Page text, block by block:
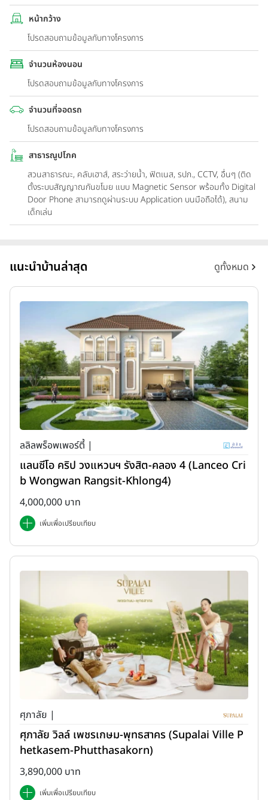
หน้ากว้าง
โปรดสอบถามข้อมูลกับทางโครงการ
จำนวนห้องนอน
โปรดสอบถามข้อมูลกับทางโครงการ
จำนวนที่จอดรถ
โปรดสอบถามข้อมูลกับทางโครงการ
สาธารณูปโภค
สวนสาธารณะ, คลับเฮาส์, สระว่ายน้ำ, ฟิตเนส, รปภ., CCTV, อื่นๆ (ติด
ตั้งระบบสัญญาณกันขโมย แบบ Magnetic Sensor พร้อมทั้ง Digital
Door Phone สามารถดูผ่านระบบ Application บนมือถือได้), สนาม
เด็กเล่น
แนะนำบ้านล่าสุด ดูทั้งหมด
ลลิลพร็อพเพอร์ตี้ |
แลนซีโอ คริป วงแหวนฯ รังสิต-คลอง 4 (Lanceo Cri
b Wongwan Rangsit-Khlong4)
4,000,000 บาท
เพิ่มเพื่อเปรียบเทียบ
ศุภาลัย |
ศุภาลัย วิลล์ เพชรเกษม-พุทธสาคร (Supalai Ville P
hetkasem-Phutthasakorn)
3,890,000 บาท
เพิ่มเพื่อเปรียบเทียบ